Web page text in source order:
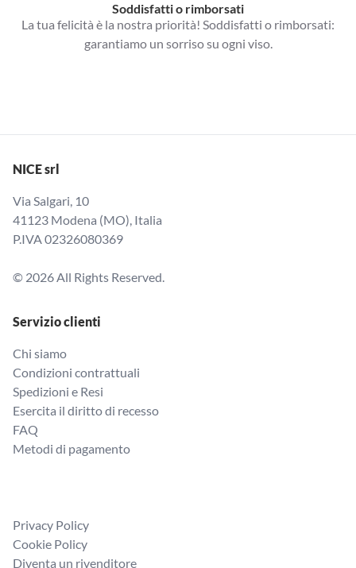
Soddisfatti o rimborsati
La tua felicità è la nostra priorità! Soddisfatti o rimborsati:
garantiamo un sorriso su ogni viso.
NICE srl
Via Salgari, 10
41123 Modena (MO), Italia
P.IVA 02326080369
© 2026 All Rights Reserved.
Servizio clienti
Chi siamo
Condizioni contrattuali
Spedizioni e Resi
Esercita il diritto di recesso
FAQ
Metodi di pagamento
Privacy Policy
Cookie Policy
Diventa un rivenditore